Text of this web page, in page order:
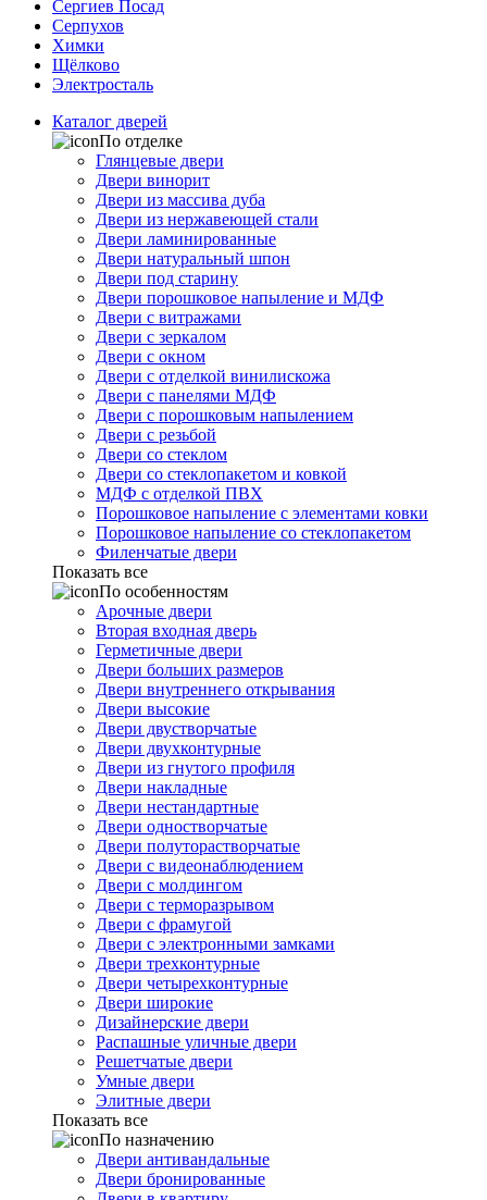
Сергиев Посад
Серпухов
Химки
Щёлково
Электросталь
Каталог дверей
По отделке
Глянцевые двери
Двери винорит
Двери из массива дуба
Двери из нержавеющей стали
Двери ламинированные
Двери натуральный шпон
Двери под старину
Двери порошковое напыление и МДФ
Двери с витражами
Двери с зеркалом
Двери с окном
Двери с отделкой винилискожа
Двери с панелями МДФ
Двери с порошковым напылением
Двери с резьбой
Двери со стеклом
Двери со стеклопакетом и ковкой
МДФ с отделкой ПВХ
Порошковое напыление с элементами ковки
Порошковое напыление со стеклопакетом
Филенчатые двери
Показать все
По особенностям
Арочные двери
Вторая входная дверь
Герметичные двери
Двери больших размеров
Двери внутреннего открывания
Двери высокие
Двери двустворчатые
Двери двухконтурные
Двери из гнутого профиля
Двери накладные
Двери нестандартные
Двери одностворчатые
Двери полуторастворчатые
Двери с видеонаблюдением
Двери с молдингом
Двери с терморазрывом
Двери с фрамугой
Двери с электронными замками
Двери трехконтурные
Двери четырехконтурные
Двери широкие
Дизайнерские двери
Распашные уличные двери
Решетчатые двери
Умные двери
Элитные двери
Показать все
По назначению
Двери антивандальные
Двери бронированные